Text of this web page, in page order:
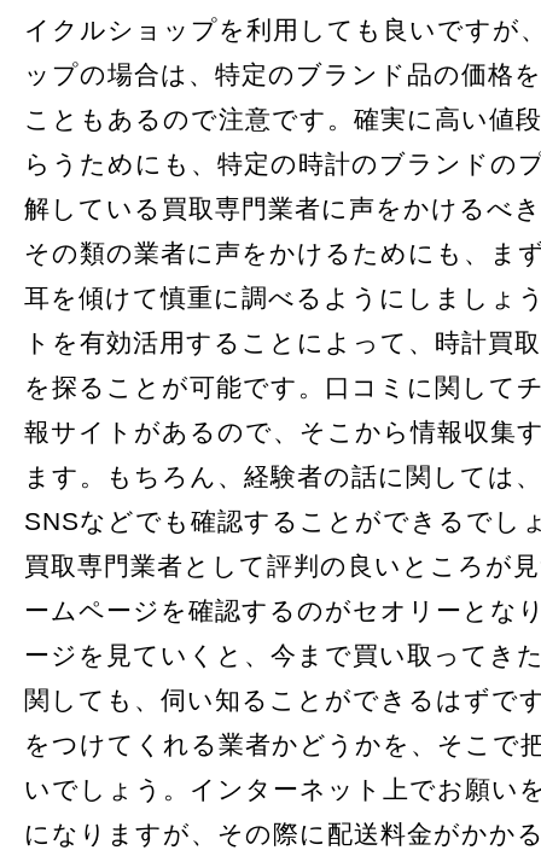
イクルショップを利用しても良いですが
ップの場合は、特定のブランド品の価格
こともあるので注意です。確実に高い値
らうためにも、特定の時計のブランドの
解している買取専門業者に声をかけるべ
その類の業者に声をかけるためにも、ま
耳を傾けて慎重に調べるようにしましょ
トを有効活用することによって、時計買
を探ることが可能です。口コミに関して
報サイトがあるので、そこから情報収集
ます。もちろん、経験者の話に関しては
SNSなどでも確認することができるでし
買取専門業者として評判の良いところが
ームページを確認するのがセオリーとな
ージを見ていくと、今まで買い取ってき
関しても、伺い知ることができるはずで
をつけてくれる業者かどうかを、そこで
いでしょう。インターネット上でお願い
になりますが、その際に配送料金がかか